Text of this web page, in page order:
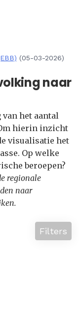
(05-03-2026)
naar
het aantal
hierin inzicht
visualisatie het
Op welke
beroepen?
regionale
naar
Filters